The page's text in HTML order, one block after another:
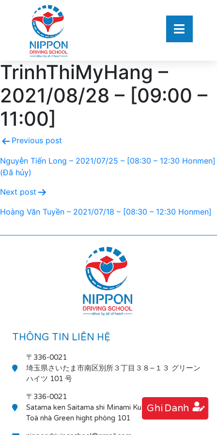
TrinhThiMyHang –
2021/08/28 – [09:00 –
11:00]
Previous post
Nguyễn Tiến Long – 2021/07/25 – [08:30 – 12:30 Honmen]
(Đã hủy)
Next post
Hoàng Văn Tuyền – 2021/07/18 – [08:30 – 12:30 Honmen]
Ghi Danh
THÔNG TIN LIÊN HỆ
〒336-0021
埼玉県さいたま市南区別所３丁目３８−１３ グリーン
ハイツ 101 号
〒336-0021
Satama ken Saitama shi Minami Ku Bessho 3-38-13
Toà nhà Green hight phòng 101